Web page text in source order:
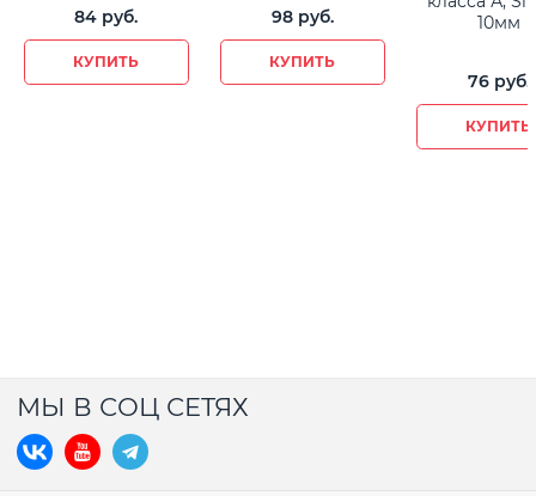
84 руб.
КУПИТЬ
98 руб.
КУПИТЬ
10мм
76 руб.
КУПИТЬ
МЫ В СОЦ СЕТЯХ